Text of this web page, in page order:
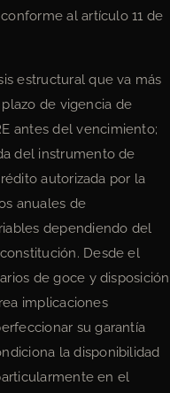
conforme al artículo 11 de
estructural que va más
de vigencia de
antes del vencimiento;
del instrumento de
autorizada por la
anuales de
dependiendo del
Desde el
de goce y disposición
implicaciones
su garantía
la disponibilidad
en el